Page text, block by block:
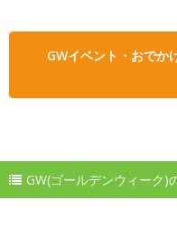
GWイベント・おでか
GW(ゴールデンウィーク)